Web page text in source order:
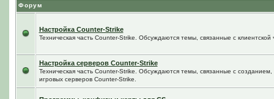
Форум
Настройка Counter-Strike
Техническая часть Counter-Strike. Обсуждаются темы, связанные с клиентской
Настройка серверов Counter-Strike
Техническая часть Counter-Strike. Обсуждаются темы, связанные с
игровых серверов Counter-Strike.